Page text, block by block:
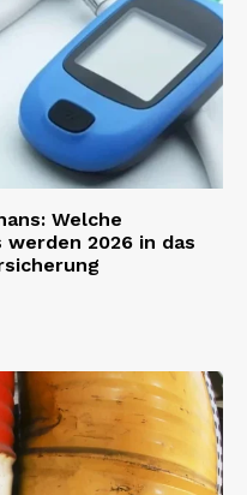
Welche
2026 in das